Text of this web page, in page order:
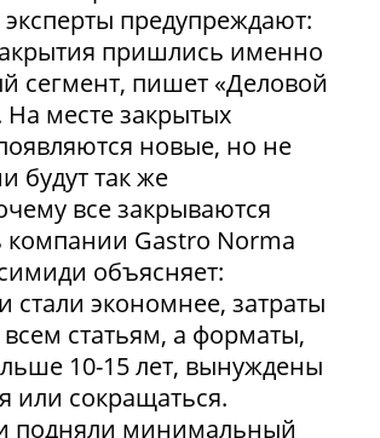
предупреждают:
пришлись именно
сегмент, пишет «Деловой
На месте закрытых
новые, но не
будут так же
все закрываются
компании Gastro Norma
объясняет:
стали экономнее, затраты
статьям, а форматы,
10-15 лет, вынуждены
или сокращаться.
подняли минимальный